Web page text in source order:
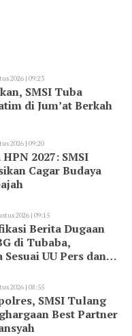
2026 | 09:23
SMSI Tuba
di Jum’at Berkah
2026 | 09:20
2027: SMSI
Cagar Budaya
2026 | 09:15
Berita Dugaan
di Tubaba,
UU Pers dan
2026 | 08:55
SMSI Tulang
Best Partner